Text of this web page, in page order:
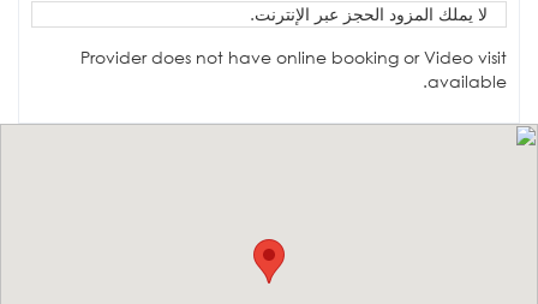
لا يملك المزود الحجز عبر الإنترنت.
Provider does not have online booking or Video visit
available.